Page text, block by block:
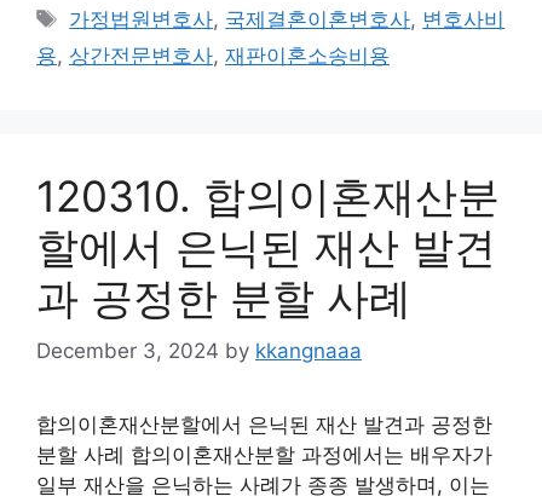
Tags
가정법원변호사, 국제결혼이혼변호사, 변호사비
용, 상간전문변호사, 재판이혼소송비용
120310. 합의이혼재산분
할에서 은닉된 재산 발견
과 공정한 분할 사례
December 3, 2024 by kkangnaaa
합의이혼재산분할에서 은닉된 재산 발견과 공정한
분할 사례 합의이혼재산분할 과정에서는 배우자가
일부 재산을 은닉하는 사례가 종종 발생하며, 이는